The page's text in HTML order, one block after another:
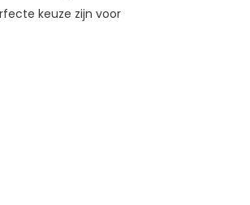
keuze zijn voor
in de hand ligt.